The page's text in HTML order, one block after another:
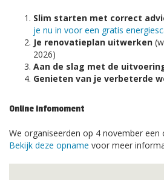
Slim starten met correct
je nu in voor een gratis
Je renovatieplan uitwerken
2026)
Aan de slag met de
Genieten van je verbeterde
Online infomoment
We organiseerden op 4 november
Bekijk deze opname voor meer